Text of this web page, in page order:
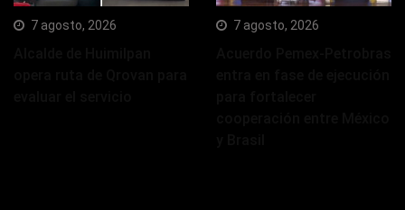
7 agosto, 2026 7 agosto, 2026